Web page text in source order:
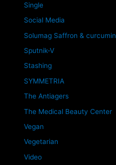
Single
Social Media
Solumag Saffron & curcumin
Sputnik-V
Stashing
SYMMETRIA
The Antiagers
The Medical Beauty Center
Vegan
Vegetarian
Video